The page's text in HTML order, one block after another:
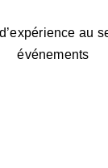
au
événements